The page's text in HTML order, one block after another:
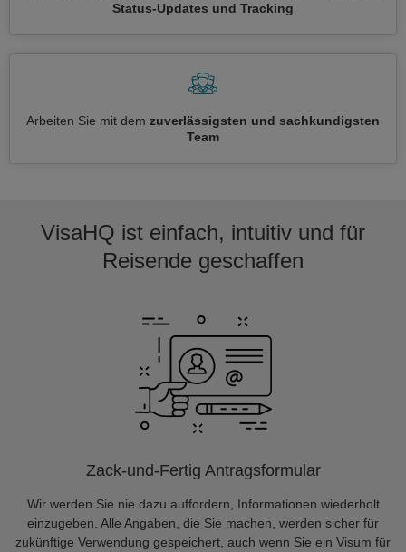
Status-Updates und Tracking
Arbeiten Sie mit dem zuverlässigsten und sachkundigsten
Team
VisaHQ ist einfach, intuitiv und für
Reisende geschaffen
Zack-und-Fertig Antragsformular
Wir werden Sie nie dazu auffordern, Informationen wiederholt
einzugeben. Alle Angaben, die Sie machen, werden sicher für
zukünftige Verwendung gespeichert, auch wenn Sie ein Visum für